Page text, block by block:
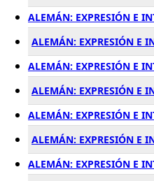
ALEMÁN: EXPRESIÓN E
ALEMÁN: EXPRESIÓN E
ALEMÁN: EXPRESIÓN E
ALEMÁN: EXPRESIÓN E
ALEMÁN: EXPRESIÓN E
ALEMÁN: EXPRESIÓN E
ALEMÁN: EXPRESIÓN E